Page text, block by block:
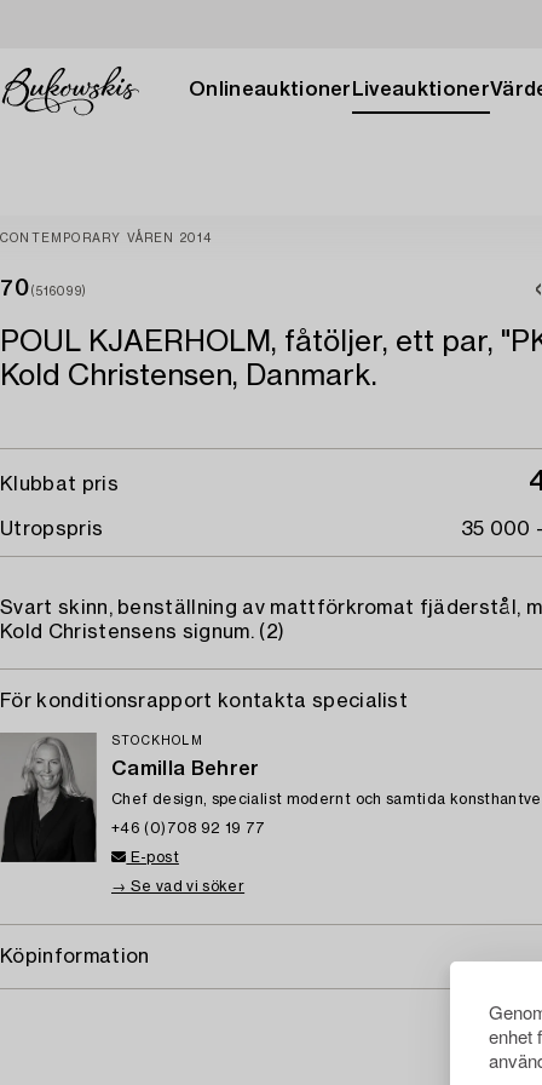
enhet
Onlineauktioner Liveauktioner
CONTEMPORARY VÅREN 2014
70 (516099)
POUL KJAERHOLM, fåtöljer, ett par,
Kold Christensen, Danmark.
Klubbat pris
Utropspris 35 000
Svart skinn, benställning av mattförkromat fjäderstål,
Kold Christensens signum. (2)
För konditionsrapport kontakta specialist
STOCKHOLM
Camilla Behrer
Chef design, specialist modernt och samtida
+46 (0)708 92 19 77
E-post
→ Se vad vi söker
Köpinformation